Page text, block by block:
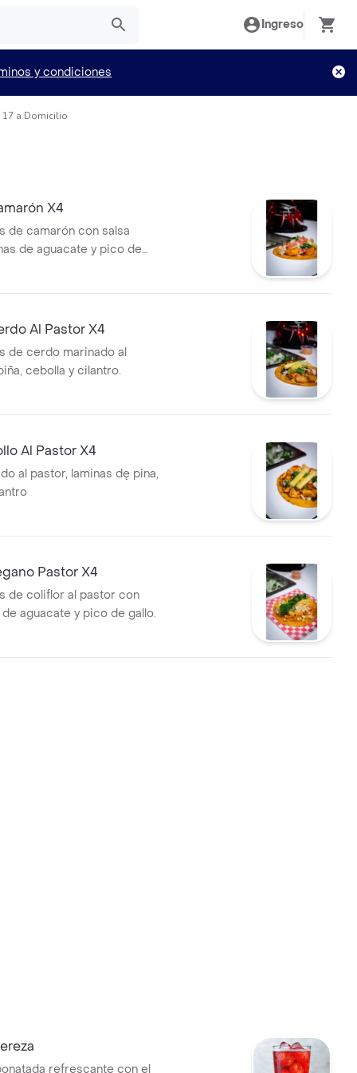
Ingreso
y condiciones
17 a Domicilio
X4
de camarón con salsa
de aguacate y pico de
Al Pastor X4
de cerdo marinado al
cebolla y cilantro.
Al Pastor X4
al pastor, laminas dę pina,
Pastor X4
de coliflor al pastor con
de aguacate y pico de gallo.
refrescante con el